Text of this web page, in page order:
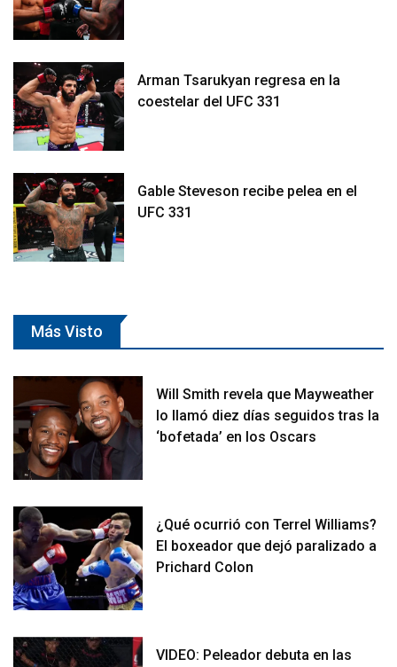
Arman Tsarukyan regresa en la
coestelar del UFC 331
Gable Steveson recibe pelea en el
UFC 331
Más Visto
Will Smith revela que Mayweather
lo llamó diez días seguidos tras la
‘bofetada’ en los Oscars
¿Qué ocurrió con Terrel Williams?
El boxeador que dejó paralizado a
Prichard Colon
VIDEO: Peleador debuta en las